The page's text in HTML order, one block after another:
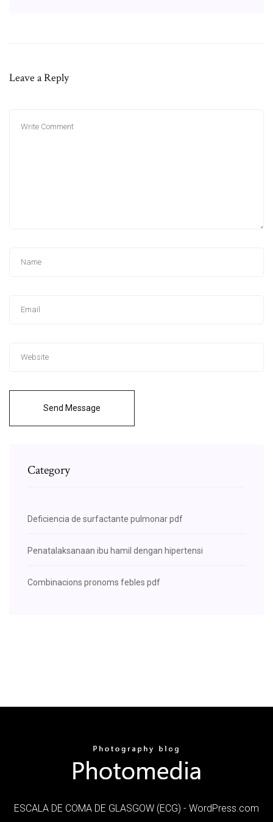
Leave a Reply
Send Message
Category
Deficiencia de surfactante pulmonar pdf
Penatalaksanaan ibu hamil dengan hipertensi
Combinacions pronoms febles pdf
ESCALA DE COMA DE GLASGOW (ECG) - WordPress.com